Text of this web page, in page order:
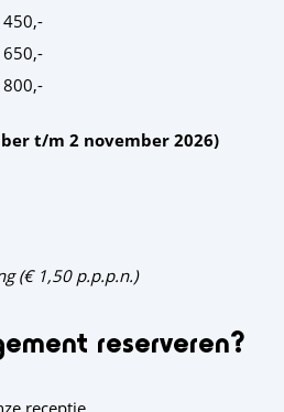
t/m 2 november 2026)
(€ 1,50 p.p.p.n.)
reserveren?
receptie.